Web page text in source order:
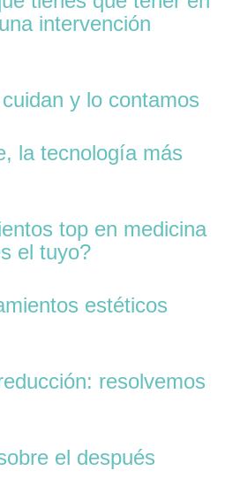
intervención
y lo contamos
la tecnología más
top en medicina
el tuyo?
estéticos
resolvemos
el después